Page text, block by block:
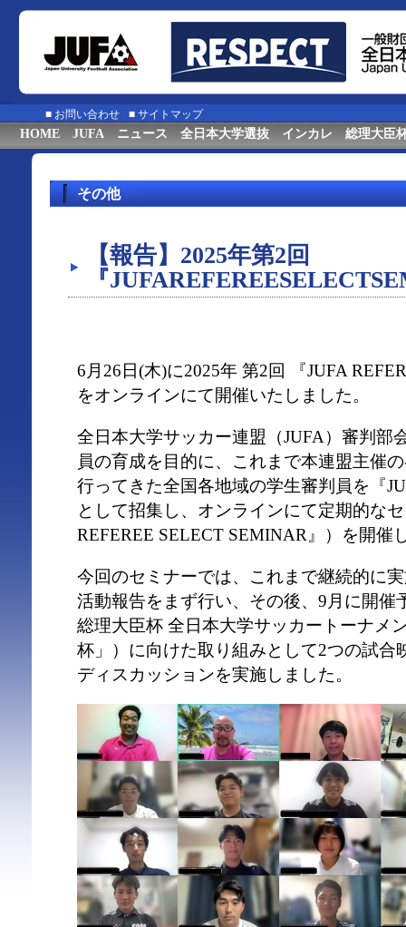
■ お問い合わせ ■ サイトマップ
HOME JUFA ニュース 全日本大学選抜 インカレ 総理大臣
その他
【報告】2025年第2回
『
6月26日(木)に2025年 第2回 『JUFA
をオンラインにて開催いたしました。
全日本大学サッカー連盟（JUFA）審判部
員の育成を目的に、これまで本連盟主催
行ってきた全国各地域の学生審判員を『
として招集し、オンラインにて定期的な
REFEREE SELECT SEMINAR』）を開催
今回のセミナーでは、これまで継続的に
活動報告をまず行い、その後、9月に開催
総理大臣杯 全日本大学サッカートーナメ
杯」）に向けた取り組みとして2つの試合
ディスカッションを実施しました。